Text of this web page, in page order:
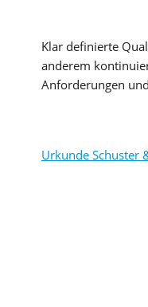
Klar definierte
anderem
Anforderungen
Urkunde Schuster